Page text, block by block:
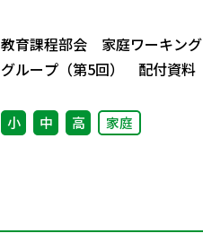
教育課程部会 家庭ワーキング
グループ（第5回） 配付資料
小 中 高 家庭